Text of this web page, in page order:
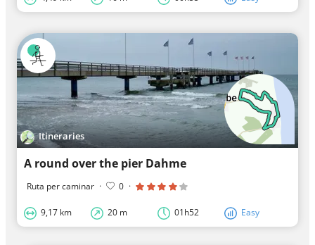
Itineraries
A round over the pier Dahme
Ruta per caminar · 0 ·
9,17 km 20 m 01h52 Easy